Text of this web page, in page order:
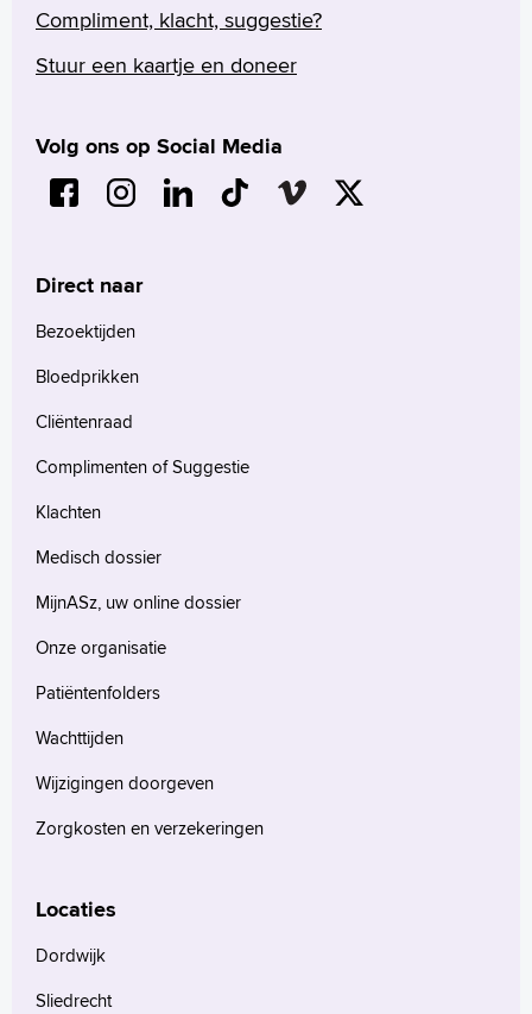
Compliment, klacht, suggestie?
Stuur een kaartje en doneer
Volg ons op Social Media
Direct naar
Bezoektijden
Bloedprikken
Cliëntenraad
Complimenten of Suggestie
Klachten
Medisch dossier
MijnASz, uw online dossier
Onze organisatie
Patiëntenfolders
Wachttijden
Wijzigingen doorgeven
Zorgkosten en verzekeringen
Locaties
Dordwijk
Sliedrecht